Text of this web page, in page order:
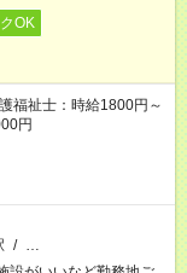
OK
福祉士：時給1800円～
円
/ …